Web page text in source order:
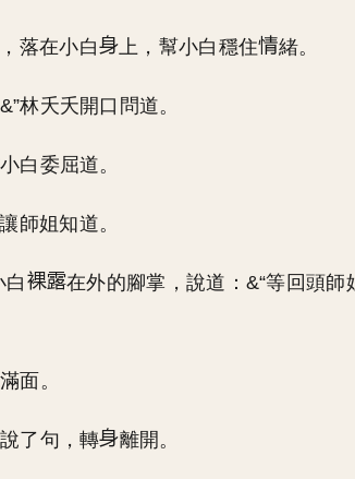
落在小白 上，幫小白穩住 緒。
林夭夭開口問道。
白委屈道。
師姐知道。
在外的腳掌，說道：&“等回頭師
面。
了句，轉 離開。